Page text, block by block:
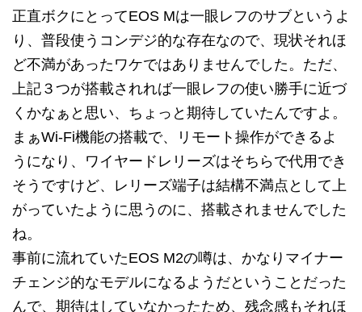
正直ボクにとってEOS Mは一眼レフのサブというよ
り、普段使うコンデジ的な存在なので、現状それほ
ど不満があったワケではありませんでした。ただ、
上記３つが搭載されれば一眼レフの使い勝手に近づ
くかなぁと思い、ちょっと期待していたんですよ。
まぁWi-Fi機能の搭載で、リモート操作ができるよ
うになり、ワイヤードレリーズはそちらで代用でき
そうですけど、レリーズ端子は結構不満点として上
がっていたように思うのに、搭載されませんでした
ね。
事前に流れていたEOS M2の噂は、かなりマイナー
チェンジ的なモデルになるようだということだった
んで、期待はしていなかったため、残念感もそれほ